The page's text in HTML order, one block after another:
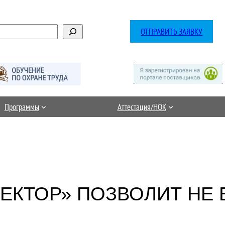
ОТПРАВИТЬ ЗАЯВКУ
Программы Аттестация/НОК
ПОЗВОЛИТ НЕ